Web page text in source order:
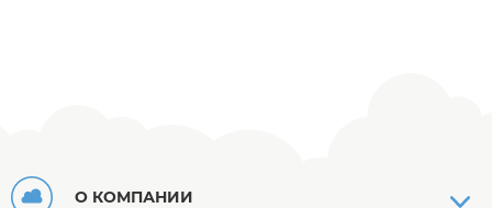
О КОМПАНИИ